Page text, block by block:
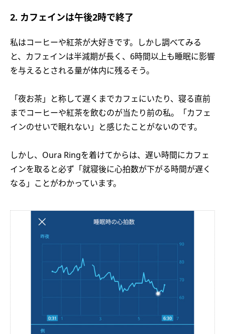
2. カフェインは午後2時で終了
私はコーヒーや紅茶が大好きです。しかし調べてみる
と、カフェインは半減期が長く、6時間以上も睡眠に影響
を与えるとされる量が体内に残るそう。
「夜お茶」と称して遅くまでカフェにいたり、寝る直前
までコーヒーや紅茶を飲むのが当たり前の私。「カフェ
インのせいで眠れない」と感じたことがないのです。
しかし、Oura Ringを着けてからは、遅い時間にカフェ
インを取ると必ず「就寝後に心拍数が下がる時間が遅く
なる」ことがわかっています。